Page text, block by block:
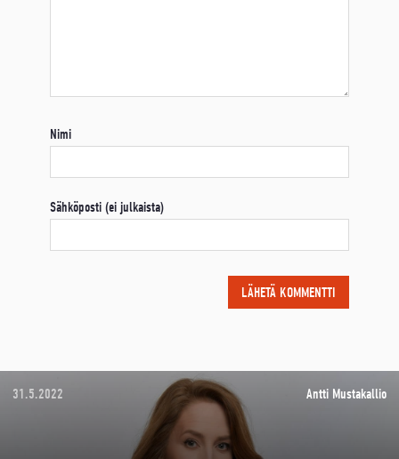
Nimi
Sähköposti (ei julkaista)
31.5.2022 Antti Mustakallio